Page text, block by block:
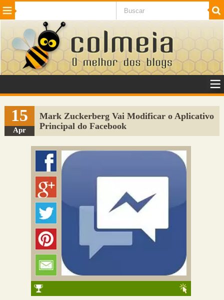
Beleza Cinema e TV
Internet Jogos NotÃ­cias SaÃºde
VeÃ­culos Adulto
Sugerir Link
Adicionar Blog
Colmeia Exchange
Perguntas Frequentes
15
Apr
Mark Zuckerberg Vai Modificar o Aplicativo
Principal do Facebook